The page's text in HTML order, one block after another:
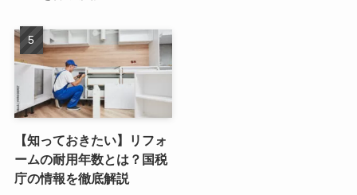
【知っておきたい】リフォ
ームの耐用年数とは？国税
庁の情報を徹底解説